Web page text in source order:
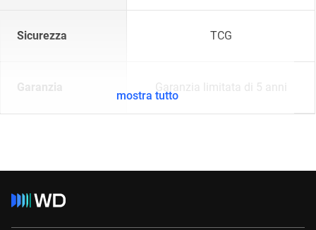
Sicurezza TCG
Garanzia Garanzia limitata di 5 anni
mostra tutto